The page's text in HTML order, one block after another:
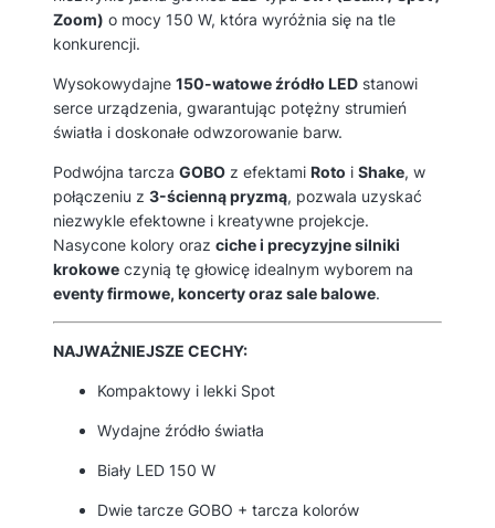
Zoom) o mocy 150 W, która wyróżnia się na tle
konkurencji.
Wysokowydajne 150-watowe źródło LED stanowi
serce urządzenia, gwarantując potężny strumień
światła i doskonałe odwzorowanie barw.
Podwójna tarcza GOBO z efektami Roto i Shake, w
połączeniu z 3-ścienną pryzmą, pozwala uzyskać
niezwykle efektowne i kreatywne projekcje.
Nasycone kolory oraz ciche i precyzyjne silniki
krokowe czynią tę głowicę idealnym wyborem na
eventy firmowe, koncerty oraz sale balowe.
NAJWAŻNIEJSZE CECHY:
Kompaktowy i lekki Spot
Wydajne źródło światła
Biały LED 150 W
Dwie tarcze GOBO + tarcza kolorów